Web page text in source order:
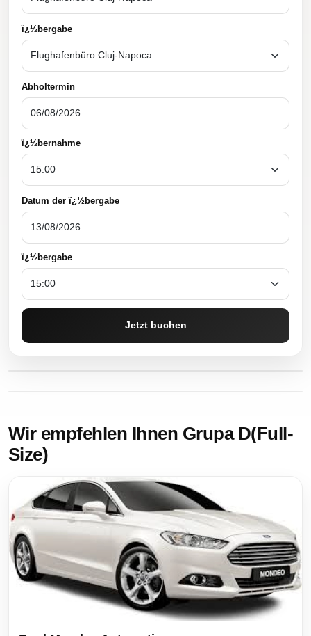
ï¿½bergabe
Abholtermin
ï¿½bernahme
Datum der ï¿½bergabe
ï¿½bergabe
Jetzt buchen
Wir empfehlen Ihnen Grupa D(Full-
Size)